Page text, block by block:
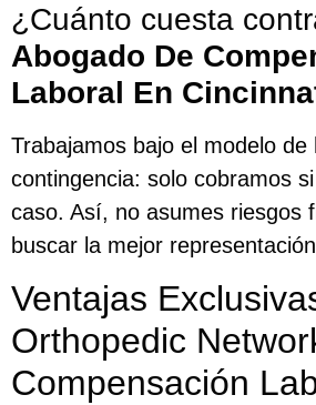
¿Cuánto cuesta
Abogado De
Laboral En
Trabajamos bajo el modelo de
contingencia: solo cobramos
caso. Así, no asumes riesgos
buscar la mejor
Ventajas
Orthopedic
Compensación